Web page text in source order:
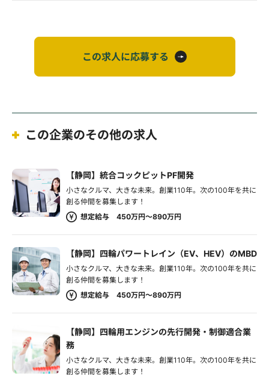
この求人に応募する
この企業のその他の求人
【静岡】統合コックピットPF開発
小さなクルマ、大きな未来。創業110年。次の100年を共に
創る仲間を募集します！
想定給与 450万円～890万円
【静岡】四輪パワートレイン（EV、HEV）のMBD
小さなクルマ、大きな未来。創業110年。次の100年を共に
創る仲間を募集します！
想定給与 450万円～890万円
【静岡】四輪用エンジンの先行開発・制御適合業
務
小さなクルマ、大きな未来。創業110年。次の100年を共に
創る仲間を募集します！